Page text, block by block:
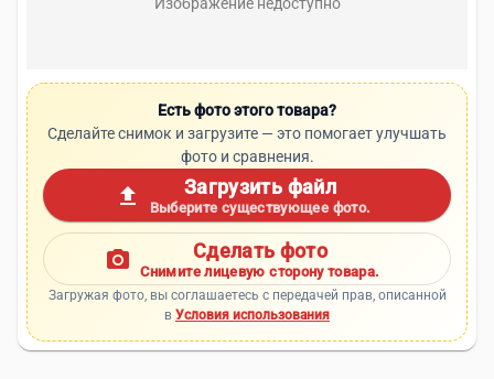
Есть фото этого товара?
Сделайте снимок и загрузите — это помогает улучшать
фото и сравнения.
upload Загрузить файл
Выберите существующее фото.
photo_camera Сделать фото
Снимите лицевую сторону товара.
Загружая фото, вы соглашаетесь с передачей прав, описанной
в Условия использования